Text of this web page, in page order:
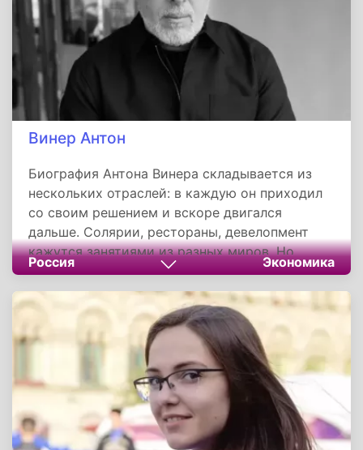
Винер Антон
Биография Антона Винера складывается из
нескольких отраслей: в каждую он приходил
со своим решением и вскоре двигался
дальше. Солярии, рестораны, девелопмент
кажутся занятиями из разных миров. Но
логика везде одна. Он брался за то, чего на
рынке ещё не было, и оказывался там раньше
других.
Россия Экономика